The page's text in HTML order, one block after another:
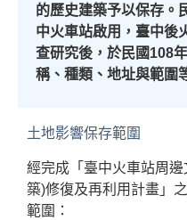
的歷史建築予以保存。
中火車站啟用，臺中後
查研究後，於民國108
稱、種類、地址與範圍
土地影響保存範圍
經完成「臺中火車站周
築)修復及再利用計畫」
範圍：